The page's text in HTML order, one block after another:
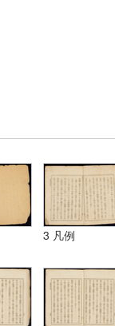
3 凡例